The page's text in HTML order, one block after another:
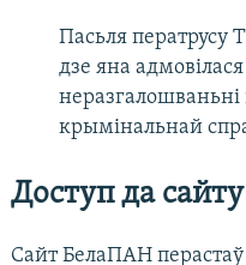
Пасьля ператрусу
дзе яна
неразгалошваньні
крымінальнай
Доступ да
Сайт БелаПАН